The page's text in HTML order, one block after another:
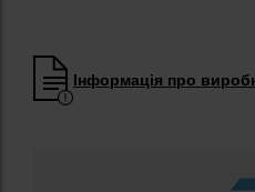
Інформація про